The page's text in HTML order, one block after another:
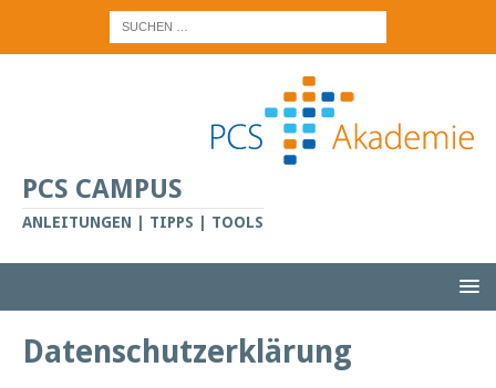
PCS CAMPUS
ANLEITUNGEN | TIPPS | TOOLS
Datenschutzerklärung